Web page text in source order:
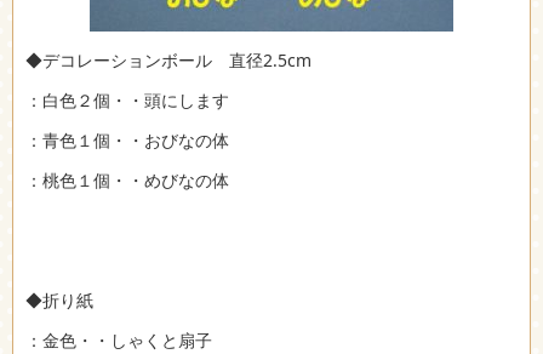
◆デコレーションボール 直径2.5cm
：白色２個・・頭にします
：青色１個・・おびなの体
：桃色１個・・めびなの体
◆折り紙
：金色・・しゃくと扇子